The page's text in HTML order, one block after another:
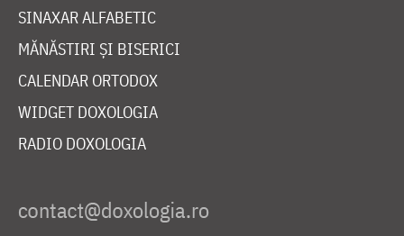
SINAXAR ALFABETIC
MĂNĂSTIRI ȘI BISERICI
CALENDAR ORTODOX
WIDGET DOXOLOGIA
RADIO DOXOLOGIA